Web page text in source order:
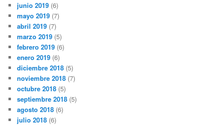
junio 2019 (6)
mayo 2019 (7)
abril 2019 (7)
marzo 2019 (5)
febrero 2019 (6)
enero 2019 (6)
diciembre 2018 (5)
noviembre 2018 (7)
octubre 2018 (5)
septiembre 2018 (5)
agosto 2018 (6)
julio 2018 (6)